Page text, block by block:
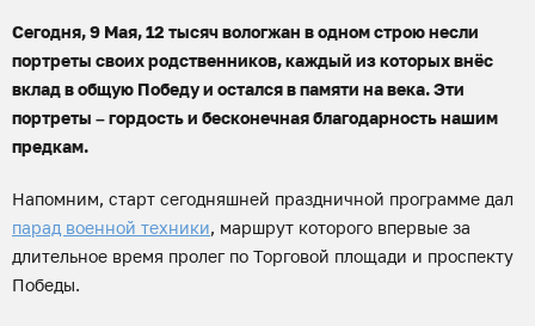
Сегодня, 9 Мая, 12 тысяч вологжан в одном строю несли
портреты своих родственников, каждый из которых внёс
вклад в общую Победу и остался в памяти на века. Эти
портреты – гордость и бесконечная благодарность нашим
предкам.
Напомним, старт сегодняшней праздничной программе дал
парад военной техники, маршрут которого впервые за
длительное время пролег по Торговой площади и проспекту
Победы.